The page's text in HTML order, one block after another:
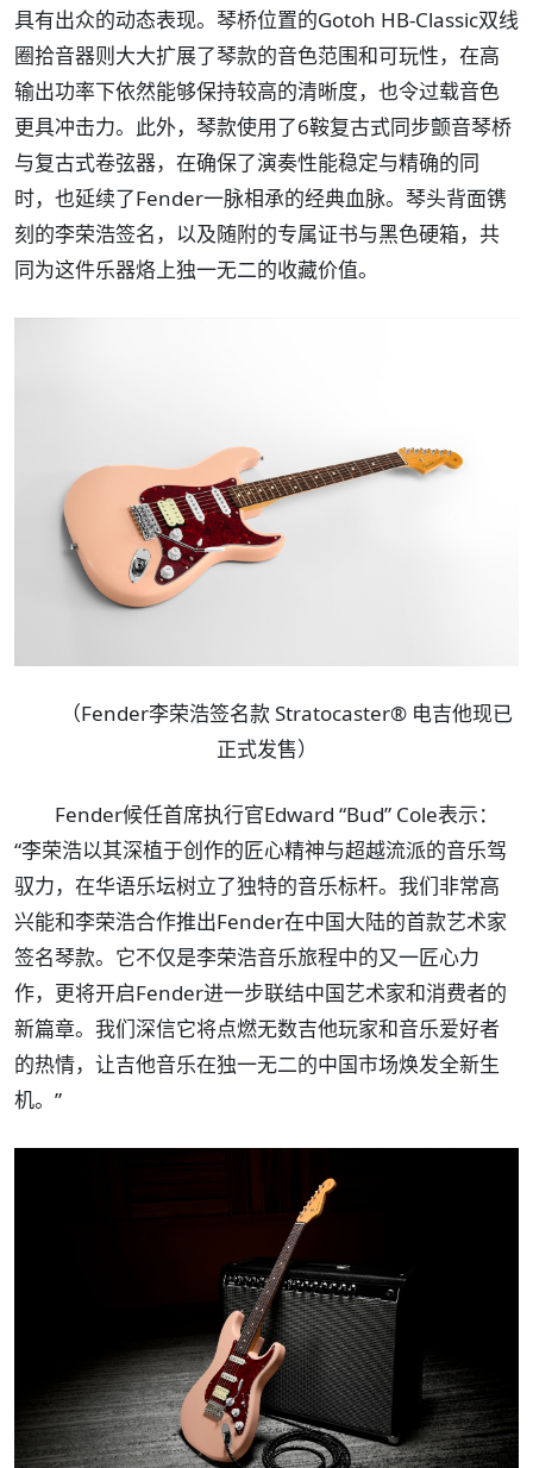
具有出众的动态表现。琴桥位置的Gotoh HB-Classic双线
圈拾音器则大大扩展了琴款的音色范围和可玩性，在高
输出功率下依然能够保持较高的清晰度，也令过载音色
更具冲击力。此外，琴款使用了6鞍复古式同步颤音琴桥
与复古式卷弦器，在确保了演奏性能稳定与精确的同
时，也延续了Fender一脉相承的经典血脉。琴头背面镌
刻的李荣浩签名，以及随附的专属证书与黑色硬箱，共
同为这件乐器烙上独一无二的收藏价值。
（Fender李荣浩签名款 Stratocaster® 电吉他现已
正式发售）
Fender候任首席执行官Edward “Bud” Cole表示：
“李荣浩以其深植于创作的匠心精神与超越流派的音乐驾
驭力，在华语乐坛树立了独特的音乐标杆。我们非常高
兴能和李荣浩合作推出Fender在中国大陆的首款艺术家
签名琴款。它不仅是李荣浩音乐旅程中的又一匠心力
作，更将开启Fender进一步联结中国艺术家和消费者的
新篇章。我们深信它将点燃无数吉他玩家和音乐爱好者
的热情，让吉他音乐在独一无二的中国市场焕发全新生
机。”